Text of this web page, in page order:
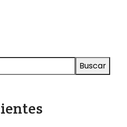
Buscar